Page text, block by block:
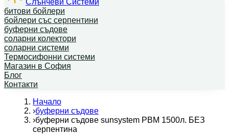
битови бойлери
бойлери със серпентини
буферни съдове
соларни колектори
соларни системи
Термосифонни системи
Магазин в София
Блог
Контакти
Начало
›буферни съдове
›буферни съдове sunsystem PBM 1500л. БЕЗ
серпентина